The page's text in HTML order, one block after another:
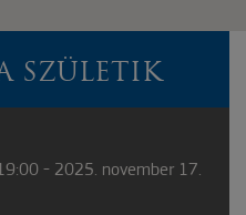
SZÜLETIK
- 2025. november 17.